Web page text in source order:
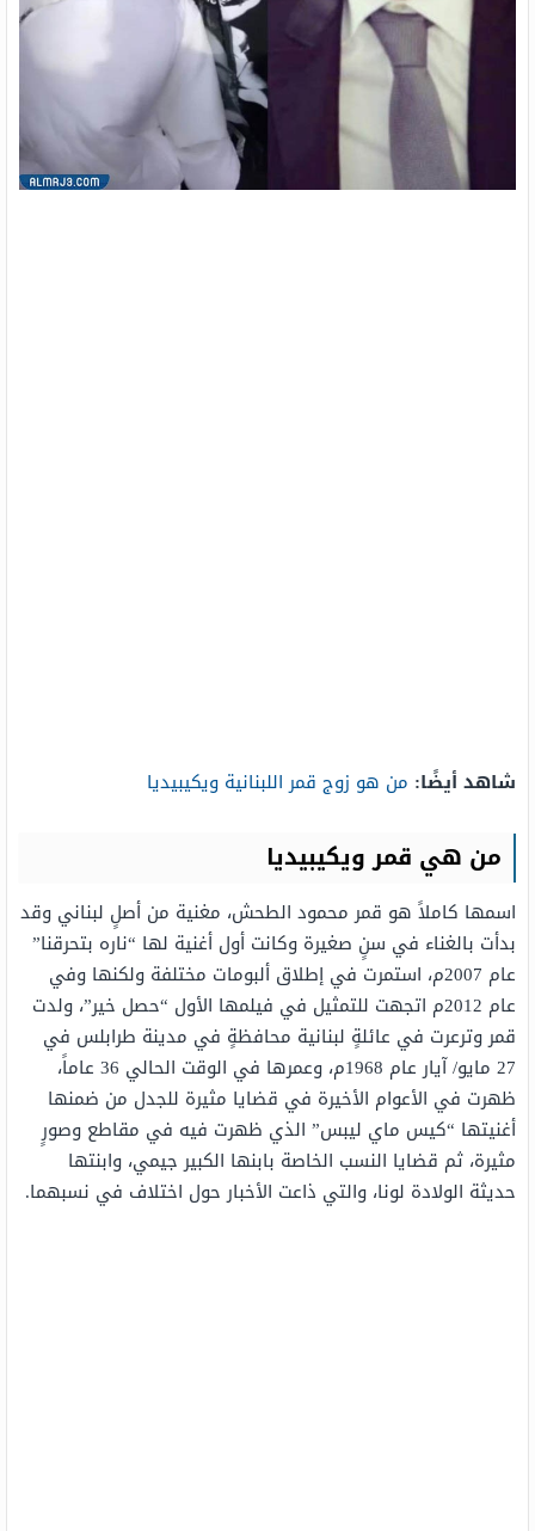
شاهد أيضًا: من هو زوج قمر اللبنانية ويكيبيديا
من هي قمر ويكيبيديا
اسمها كاملاً هو قمر محمود الطحش، مغنية من أصلٍ لبناني وقد
بدأت بالغناء في سنٍ صغيرة وكانت أول أغنية لها “ناره بتحرقنا”
عام 2007م، استمرت في إطلاق ألبومات مختلفة ولكنها وفي
عام 2012م اتجهت للتمثيل في فيلمها الأول “حصل خير”، ولدت
قمر وترعرت في عائلةٍ لبنانية محافظةٍ في مدينة طرابلس في
27 مايو/ آيار عام 1968م، وعمرها في الوقت الحالي 36 عاماً،
ظهرت في الأعوام الأخيرة في قضايا مثيرة للجدل من ضمنها
أغنيتها “كيس ماي ليبس” الذي ظهرت فيه في مقاطع وصورٍ
مثيرة، ثم قضايا النسب الخاصة بابنها الكبير جيمي، وابنتها
حديثة الولادة لونا، والتي ذاعت الأخبار حول اختلاف في نسبهما.